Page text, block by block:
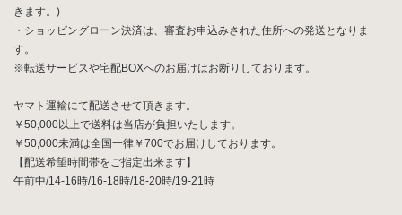
きます。)
・ショッピングローン決済は、審査お申込みされた住所への発送となりま
す。
※転送サービスや宅配BOXへのお届けはお断りしております。
ヤマト運輸にて配送させて頂きます。
￥50,000以上で送料は当店が負担いたします。
￥50,000未満は全国一律￥700でお届けしております。
【配送希望時間帯をご指定出来ます】
午前中/14-16時/16-18時/18-20時/19-21時